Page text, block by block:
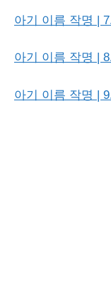
아기 이름 작명 |
아기 이름 작명 |
아기 이름 작명 |